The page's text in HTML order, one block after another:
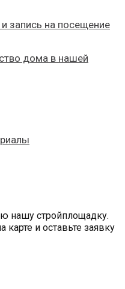
запись на посещение
дома в нашей
нашу стройплощадку.
и оставьте заявку